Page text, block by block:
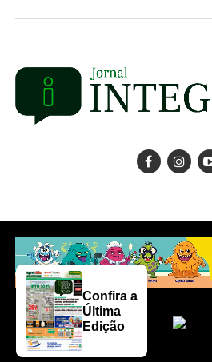
Copyright © 2025
Confira a
Última
Edição